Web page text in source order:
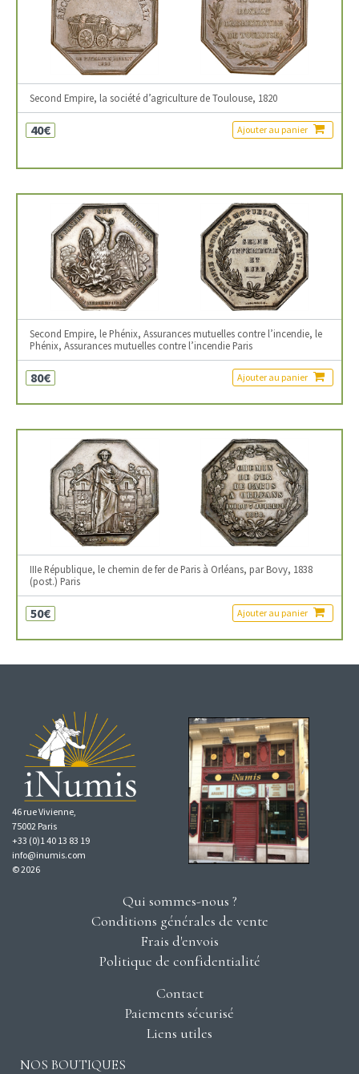
Second Empire, la société d’agriculture de Toulouse, 1820
40€ Ajouter au panier
Second Empire, le Phénix, Assurances mutuelles contre l’incendie, le
Phénix, Assurances mutuelles contre l’incendie Paris
80€ Ajouter au panier
IIIe République, le chemin de fer de Paris à Orléans, par Bovy, 1838
(post.) Paris
50€ Ajouter au panier
46 rue Vivienne,
75002 Paris
+33 (0)1 40 13 83 19
info@inumis.com
© 2026
Qui sommes-nous ?
Conditions générales de vente
Frais d'envois
Politique de confidentialité
Contact
Paiements sécurisé
Liens utiles
NOS BOUTIQUES